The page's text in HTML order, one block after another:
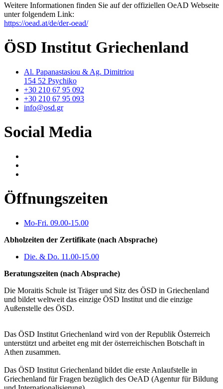
Weitere Informationen finden Sie auf der offiziellen OeAD Webseite
unter folgendem Link:
https://oead.at/de/der-oead/
ÖSD Institut Griechenland
Al. Papanastasiou & Ag. Dimitriou
154 52 Psychiko
+30 210 67 95 092
+30 210 67 95 093
info@osd.gr
Social Media
Öffnungszeiten
Mo-Fri. 09.00-15.00
Abholzeiten der Zertifikate (nach Absprache)
Die. & Do. 11.00-15.00
Beratungszeiten (nach Absprache)
Die Moraitis Schule ist Träger und Sitz des ÖSD in Griechenland
und bildet weltweit das einzige ÖSD Institut und die einzige
Außenstelle des ÖSD.
Das ÖSD Institut Griechenland wird von der Republik Österreich
unterstützt und arbeitet eng mit der österreichischen Botschaft in
Athen zusammen.
Das ÖSD Institut Griechenland bildet die erste Anlaufstelle in
Griechenland für Fragen bezüglich des OeAD (Agentur für Bildung